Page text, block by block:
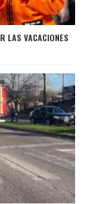
LAS VACACIONES